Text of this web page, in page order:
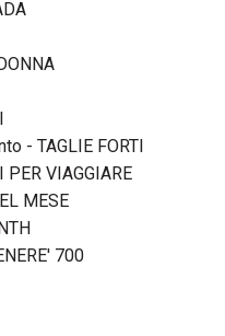
- TAGLIE FORTI
PER VIAGGIARE
MESE
700